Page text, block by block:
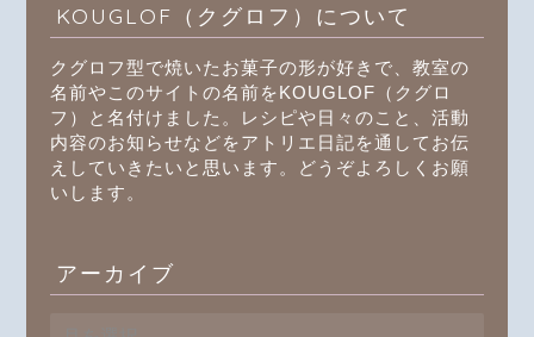
KOUGLOF（クグロフ）について
クグロフ型で焼いたお菓子の形が好きで、教室の
名前やこのサイトの名前をKOUGLOF（クグロ
フ）と名付けました。レシピや日々のこと、活動
内容のお知らせなどをアトリエ日記を通してお伝
えしていきたいと思います。どうぞよろしくお願
いします。
アーカイブ